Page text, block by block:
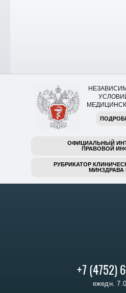
ОФИЦИАЛЬНЫЙ
ПРАВОВОЙ
РУБРИКАТОР
МИНЗДРАВА
+7 (4752)
ежедн.